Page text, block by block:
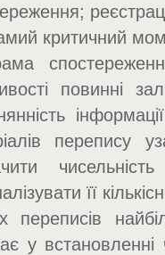
критичний
повинні
перепису
її
переписів
у